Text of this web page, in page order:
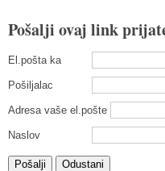
Pošalji ovaj link
El.pošta ka
Pošiljalac
Adresa vaše el.pošte
Naslov
Pošalji Odustani